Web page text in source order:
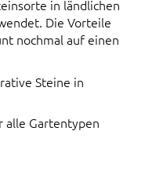
in ländlichen
Die Vorteile
nochmal auf einen
Steine in
alle Gartentypen